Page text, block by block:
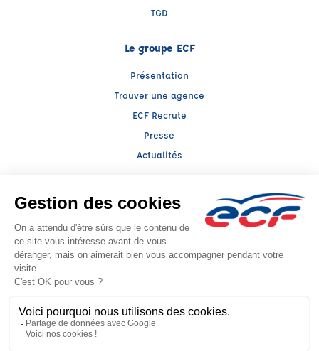
TGD
Le groupe ECF
Présentation
Trouver une agence
ECF Recrute
Presse
Actualités
Facebook (nouvelle fenêtre)
Instagram (nouvelle fenêtre)
LinkedIn (nouvelle fenêtre)
YouTube (nouvelle fenêtre)
TikTok (nouvelle
Raison sociale : ECOLE DE CONDUITE DU MARCHE - Capital social: 0€
SIREN: 530394493 - Numéro de TVA intracommunautaire: FR 50 530394493
Agrément n°E1709400020